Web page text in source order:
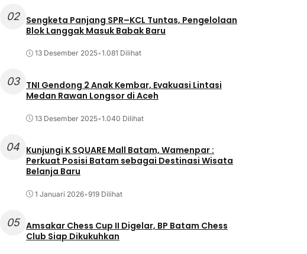
02
Sengketa Panjang SPR–KCL Tuntas, Pengelolaan
Blok Langgak Masuk Babak Baru
13 Desember 2025•1.081 Dilihat
03
TNI Gendong 2 Anak Kembar, Evakuasi Lintasi
Medan Rawan Longsor di Aceh
13 Desember 2025•1.040 Dilihat
04 Kunjungi K SQUARE Mall Batam, Wamenpar :
Perkuat Posisi Batam sebagai Destinasi Wisata
Belanja Baru
1 Januari 2026•919 Dilihat
05 Amsakar Chess Cup II Digelar, BP Batam Chess
Club Siap Dikukuhkan